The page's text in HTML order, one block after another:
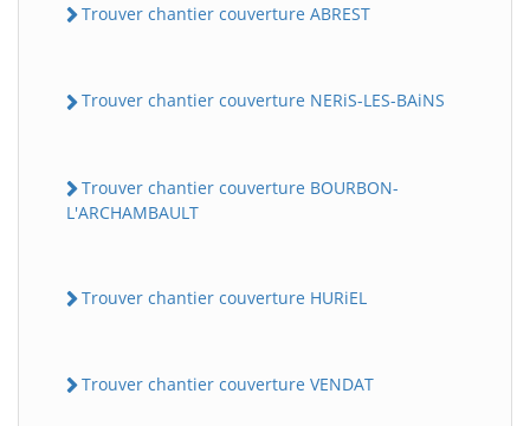
Trouver chantier couverture ABREST
Trouver chantier couverture NERiS-LES-BAiNS
Trouver chantier couverture BOURBON-
L'ARCHAMBAULT
Trouver chantier couverture HURiEL
Trouver chantier couverture VENDAT